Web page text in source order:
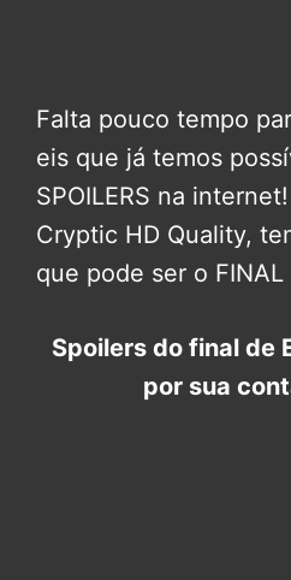
Falta pouco tempo
eis que já temos
SPOILERS na
Cryptic HD Quality,
que pode ser o FINAL
Spoilers do final de
por sua